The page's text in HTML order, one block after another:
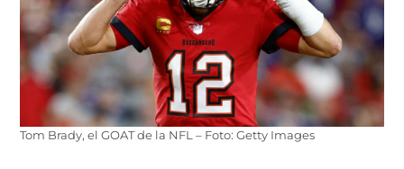
Tom Brady, el GOAT de la NFL – Foto: Getty Images